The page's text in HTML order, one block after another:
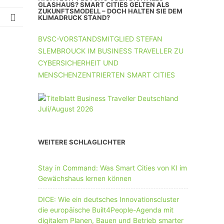
UNTERNEHMEN MIT 11-50 MA
GLASHAUS? SMART CITIES GELTEN ALS
ZUKUNFTSMODELL – DOCH HALTEN SIE DEM
KLIMADRUCK STAND?
BVSC-VORSTANDSMITGLIED STEFAN
SLEMBROUCK IM BUSINESS TRAVELLER ZU
CYBERSICHERHEIT UND
MENSCHENZENTRIERTEN SMART CITIES
WEITERE SCHLAGLICHTER
Stay in Command: Was Smart Cities von KI im
Gewächshaus lernen können
DICE: Wie ein deutsches Innovationscluster
die europäische Built4People-Agenda mit
digitalem Planen, Bauen und Betrieb smarter